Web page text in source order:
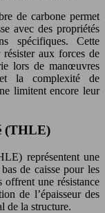
de carbone permet
avec des propriétés
spécifiques. Cette
aux forces de
lors de manœuvres
la complexité de
limitent encore leur
(THLE)
représentent une
de caisse pour les
offrent une résistance
de l’épaisseur des
de la structure.